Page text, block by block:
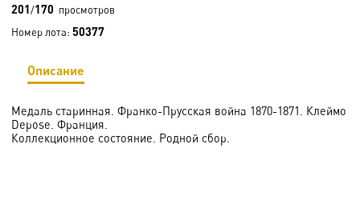
201/170 просмотров
Номер лота: 50377
Описание
Медаль старинная. Франко-Прусская война 1870-1871. Клеймо
Depose. Франция.
Коллекционное состояние. Родной сбор.